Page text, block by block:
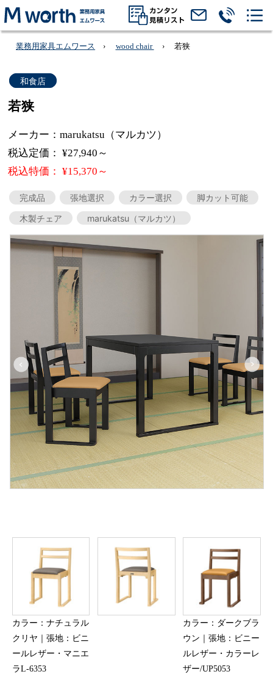
業務用家具エムワース wood chair 若狭
和食店
若狭
メーカー：marukatsu（マルカツ）
税込定価： ¥27,940～
税込特価： ¥15,370～
完成品 張地選択 カラー選択
脚カット可能
木製チェア
marukatsu（マルカツ）
カラー：ナチュラル
クリヤ｜張地：ビニ
ールレザー・マニエ
ラL-6353
カラー：ダークブラ
ウン｜張地：ビニー
ルレザー・カラーレ
ザー/UP5053